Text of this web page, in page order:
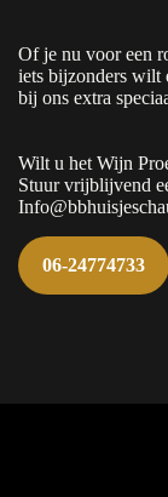
Of je nu voor een
iets bijzonders wilt
bij ons extra
Wilt u het Wijn
Stuur vrijblijvend
06-24774733